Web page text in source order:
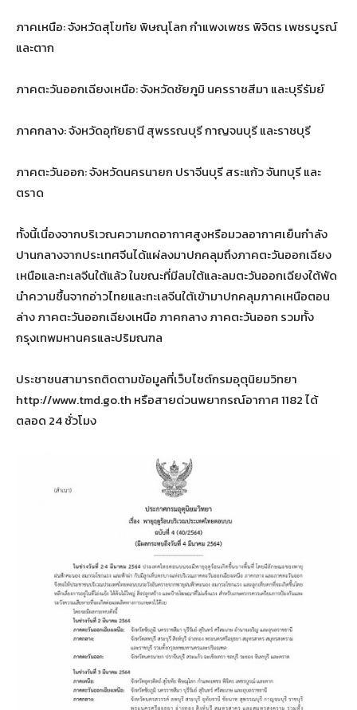
ภาคเหนือ: จังหวัดสุโขทัย พิษณุโลก กำแพงเพชร พิจิตร เพชรบูรณ์
และตาก
ภาคตะวันออกเฉียงเหนือ: จังหวัดชัยภูมิ นครราชสีมา และบุรีรัมย์
ภาคกลาง: จังหวัดอุทัยธานี สุพรรณบุรี กาญจนบุรี และราชบุรี
ภาคตะวันออก: จังหวัดนครนายก ปราจีนบุรี สระแก้ว จันทบุรี และ
ตราด
ทั้งนี้เนื่องจากบริเวณความกดอากาศสูงหรือมวลอากาศเย็นกำลัง
ปานกลางจากประเทศจีนได้แผ่ลงมาปกคลุมถึงภาคตะวันออกเฉียง
เหนือและทะเลจีนใต้แล้ว ในขณะที่มีลมใต้และลมตะวันออกเฉียงใต้พัด
นำความชื้นจากอ่าวไทยและทะเลจีนใต้เข้ามาปกคลุมภาคเหนือตอน
ล่าง ภาคตะวันออกเฉียงเหนือ ภาคกลาง ภาคตะวันออก รวมทั้ง
กรุงเทพมหานครและปริมณฑล
ประชาชนสามารถติดตามข้อมูลที่เว็บไซต์กรมอุตุนิยมวิทยา
http://www.tmd.go.th หรือสายด่วนพยากรณ์อากาศ 1182 ได้
ตลอด 24 ชั่วโมง